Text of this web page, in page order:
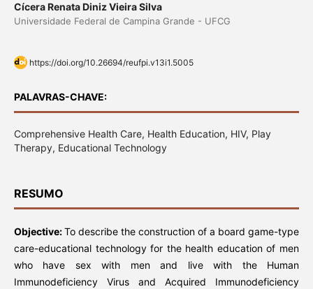
Cícera Renata Diniz Vieira Silva
Universidade Federal de Campina Grande - UFCG
https://doi.org/10.26694/reufpi.v13i1.5005
PALAVRAS-CHAVE:
Comprehensive Health Care, Health Education, HIV, Play
Therapy, Educational Technology
RESUMO
Objective:To describe the construction of a board game-type
care-educational technology for the health education of men
who have sex with men and live with the Human
Immunodeficiency Virus and Acquired Immunodeficiency